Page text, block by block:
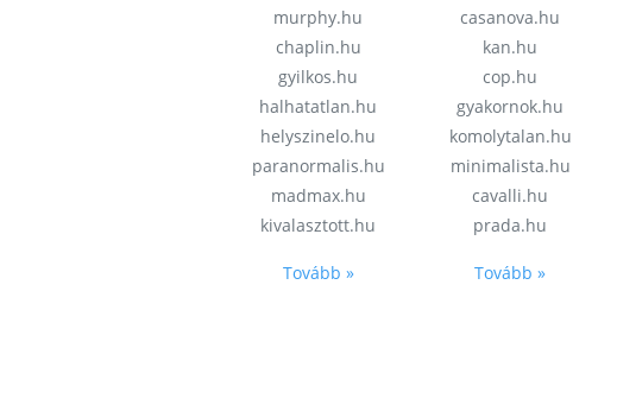
murphy.hu
chaplin.hu
gyilkos.hu
halhatatlan.hu
helyszinelo.hu
paranormalis.hu
madmax.hu
kivalasztott.hu
Tovább »
casanova.hu
kan.hu
cop.hu
gyakornok.hu
komolytalan.hu
minimalista.hu
cavalli.hu
prada.hu
Tovább »